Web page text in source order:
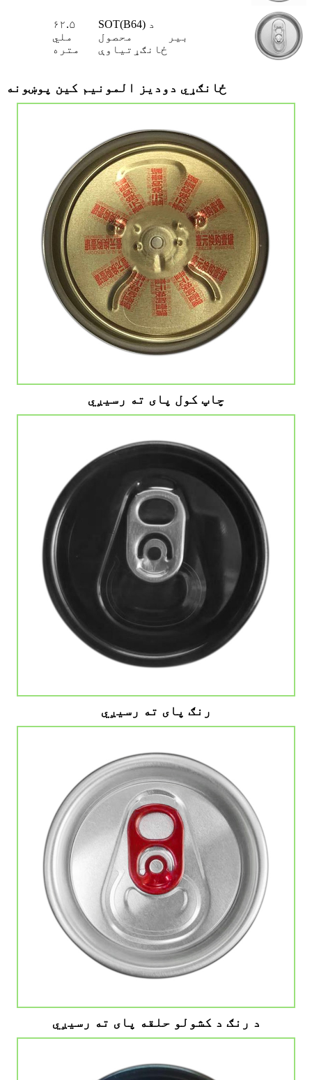
۶۲.۵
ملي
متره
SOT(B64) د
محصول
ځانګړتیاوې
بیر
ځانګړي دودیز المونیم کین پوښونه
چاپ کول پای ته رسیږي
رنګ پای ته رسیږي
د رنګ د کشولو حلقه پای ته رسیږي